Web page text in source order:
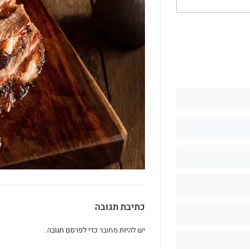
כתיבת תגובה
יש להיותמחוברכדי לפרסם תגובה.